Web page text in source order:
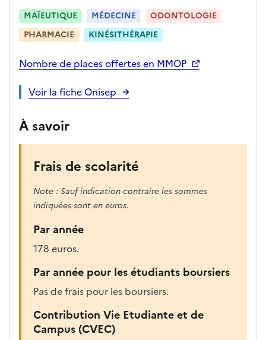
a
s
e
c
u
f
MAÏEUTIQUE MÉDECINE
ODONTOLOGIE
PHARMACIE
KINÉSITHÉRAPIE
Nombre de places offertes en MMOP
Voir la fiche Onisep
À savoir
Frais de scolarité
Note : Sauf indication contraire les sommes
indiquées sont en euros.
Par année
178 euros.
Par année pour les étudiants boursiers
Pas de frais pour les boursiers.
Contribution Vie Etudiante et de
Campus (CVEC)